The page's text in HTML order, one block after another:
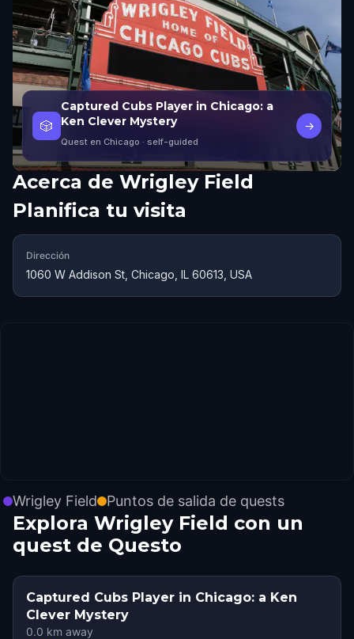
🎲
Captured Cubs Player in Chicago: a
Ken Clever Mystery
Quest en Chicago · self-guided
→
Acerca de Wrigley Field
Planifica tu visita
Dirección
1060 W Addison St, Chicago, IL 60613, USA
Wrigley Field Puntos de salida de quests
Explora Wrigley Field con un
quest de Questo
Captured Cubs Player in Chicago: a Ken
Clever Mystery
0.0 km away